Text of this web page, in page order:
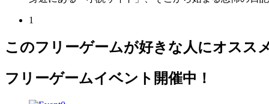
1
このフリーゲームが好きな人にオスス
フリーゲームイベント開催中！